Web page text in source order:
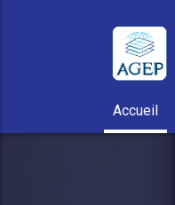
Accueil